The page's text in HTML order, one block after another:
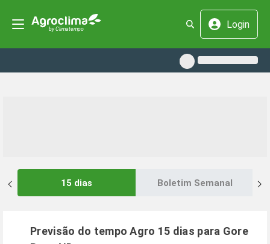
Login
15 dias Boletim Semanal
Previsão do tempo Agro 15 dias para Gore